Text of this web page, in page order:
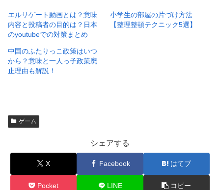
エルサゲート動画とは？意味
内容と投稿者の目的は？日本
のyoutubeでの対策まとめ
小学生の部屋の片づけ方法
【整理整頓テクニック5選】
中国のふたりっこ政策はいつ
から？意味と一人っ子政策廃
止理由も解説！
ゲーム
シェアする
X Facebook はてブ
Pocket LINE コピー